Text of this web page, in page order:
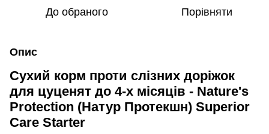
До обраного Порівняти
Опис
Сухий корм проти слізних доріжок
для цуценят до 4-х місяців - Nature's
Protection (Натур Протекшн) Superior
Care Starter